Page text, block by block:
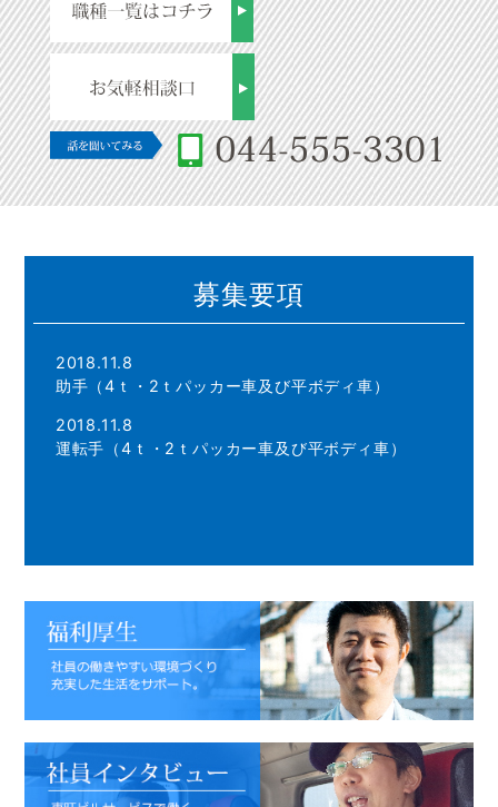
募集要項
2018.11.8
助手（4ｔ・2ｔパッカー車及び平ボディ車）
2018.11.8
運転手（4ｔ・2ｔパッカー車及び平ボディ車）